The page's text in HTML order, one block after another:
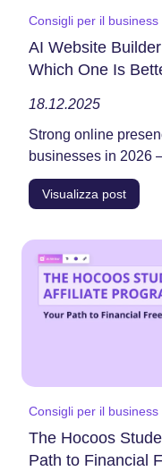
Consigli per il business
AI Website
Which One Is
18.12.2025
Strong​‍​‌‍​‍‌​‍​‌‍​‍‌ online
businesses in 2026
Visualizza post
Consigli per il business
The Hocoos
Path to Financial